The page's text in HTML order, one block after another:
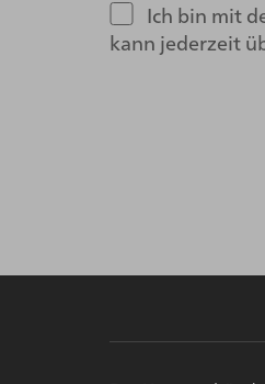
Ich bin mit
kann jederzeit